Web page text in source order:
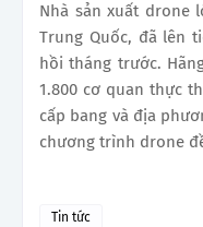
Nhà sản xuất drone
Trung Quốc, đã lên
hồi tháng trước.
1.800 cơ quan thực
cấp bang và địa
chương trình drone
Tin tức